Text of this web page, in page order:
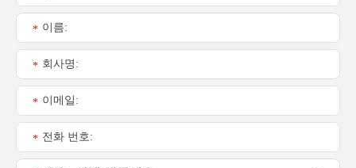
이름:
*
회사명:
*
이메일:
*
전화 번호:
*